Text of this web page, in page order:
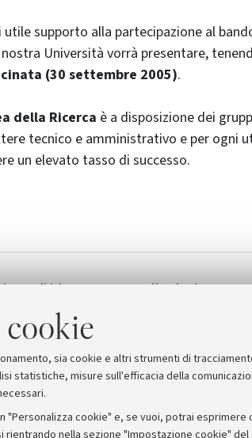
sia cookie e altri strumenti di
statistiche, misure sull'efficacia della
cookie" e, se vuoi, potrai
nella sezione "Impostazione cookie" del
supporto alla partecipazione al
Università vorrà presentare,
(30 settembre 2005).
della Ricerca è a disposizione dei
tecnico e amministrativo e per ogni
un elevato tasso di successo.
di idee progettuali